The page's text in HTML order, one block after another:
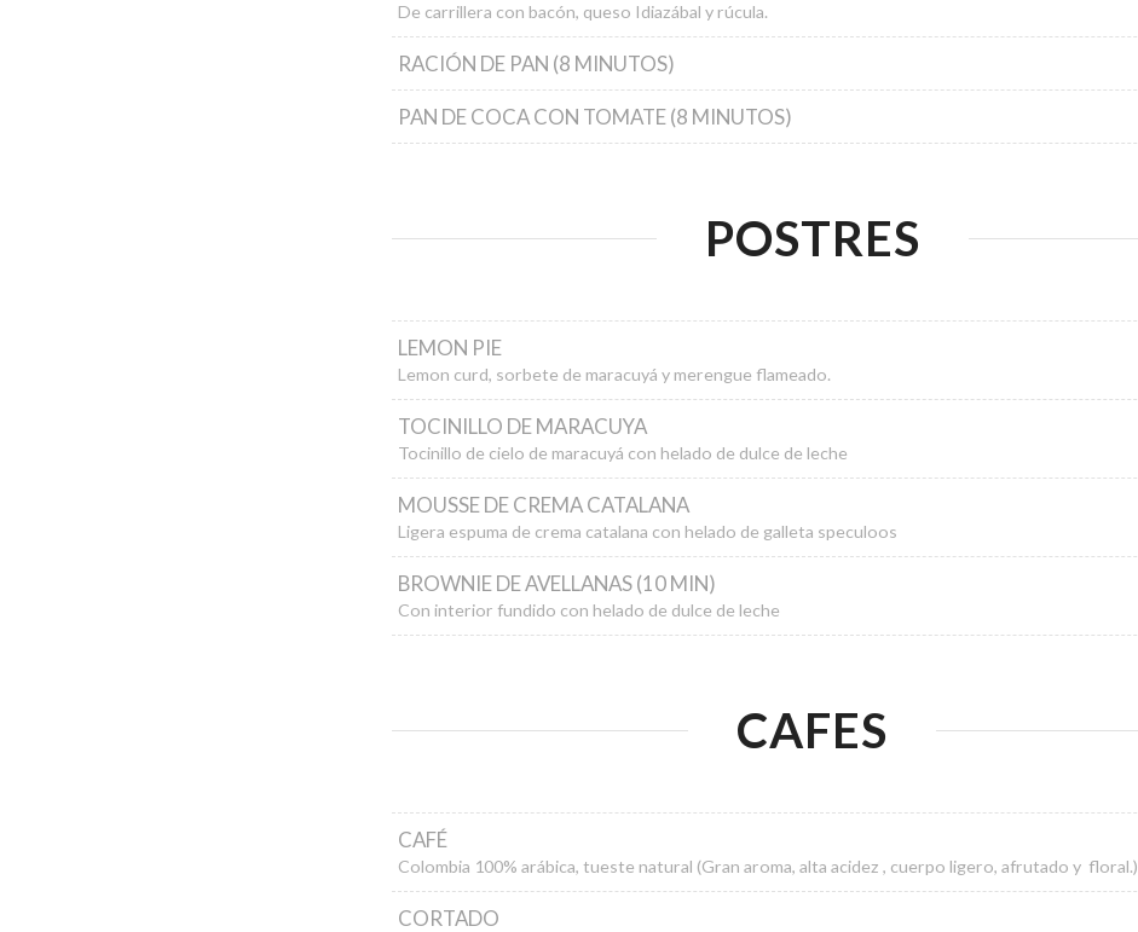
De carrillera con bacón, queso Idiazábal y rúcula.
RACIÓN DE PAN (8 MINUTOS)
PAN DE COCA CON TOMATE (8 MINUTOS)
POSTRES
LEMON PIE
Lemon curd, sorbete de maracuyá y merengue flameado.
TOCINILLO DE MARACUYA
Tocinillo de cielo de maracuyá con helado de dulce de leche
MOUSSE DE CREMA CATALANA
Ligera espuma de crema catalana con helado de galleta speculoos
BROWNIE DE AVELLANAS (10 MIN)
Con interior fundido con helado de dulce de leche
CAFES
CAFÉ
Colombia 100% arábica, tueste natural (Gran aroma, alta acidez , cuerpo ligero, afrutado y floral.)
CORTADO